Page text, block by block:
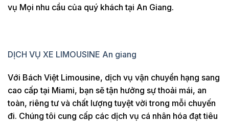
vụ Mọi nhu cầu của quý khách tại An Giang.
DỊCH VỤ XE LIMOUSINE An giang
Với Bách Việt Limousine, dịch vụ vận chuyển hạng sang
cao cấp tại Miami, bạn sẽ tận hưởng sự thoải mái, an
toàn, riêng tư và chất lượng tuyệt vời trong mỗi chuyến
đi. Chúng tôi cung cấp các dịch vụ cá nhân hóa đạt tiêu